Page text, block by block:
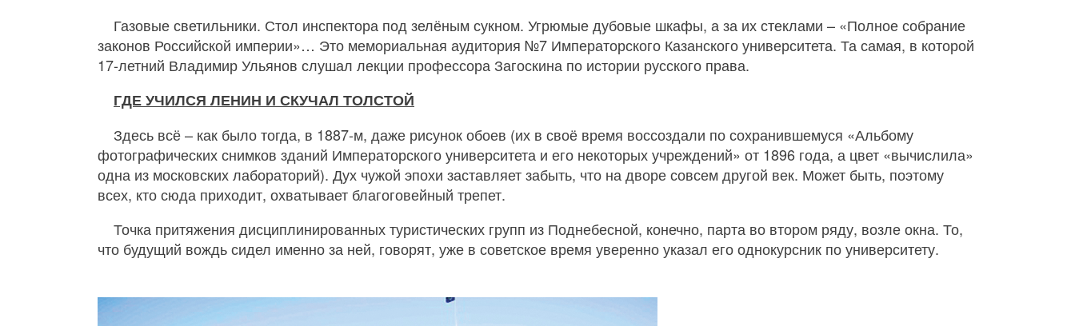
Газовые светильники. Стол инспектора под зелёным сукном. Угрюмые дубовые шкафы, а за их стеклами – «Полное собрание
законов Российской империи»… Это мемориальная аудитория №7 Императорского Казанского университета. Та самая, в которой
17-летний Владимир Ульянов слушал лекции профессора Загоскина по истории русского права.
ГДЕ УЧИЛСЯ ЛЕНИН И СКУЧАЛ ТОЛСТОЙ
Здесь всё – как было тогда, в 1887-м, даже рисунок обоев (их в своё время воссоздали по сохранившемуся «Альбому
фотографических снимков зданий Императорского университета и его некоторых учреждений» от 1896 года, а цвет «вычислила»
одна из московских лабораторий). Дух чужой эпохи заставляет забыть, что на дворе совсем другой век. Может быть, поэтому
всех, кто сюда приходит, охватывает благоговейный трепет.
Точка притяжения дисциплинированных туристических групп из Поднебесной, конечно, парта во втором ряду, возле окна. То,
что будущий вождь сидел именно за ней, говорят, уже в советское время уверенно указал его однокурсник по университету.